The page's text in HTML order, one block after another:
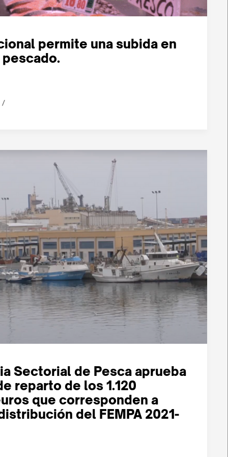
permite una subida en
/
Sectorial de Pesca aprueba
reparto de los 1.120
que corresponden a
del FEMPA 2021-